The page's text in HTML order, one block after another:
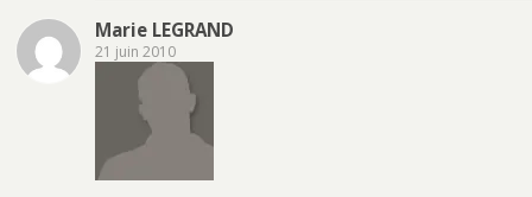
Marie LEGRAND
21 juin 2010